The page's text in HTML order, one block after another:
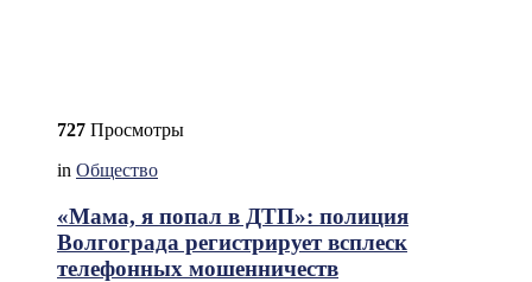
727 Просмотры
in Общество
«Мама, я попал в ДТП»: полиция
Волгограда регистрирует всплеск
телефонных мошенничеств